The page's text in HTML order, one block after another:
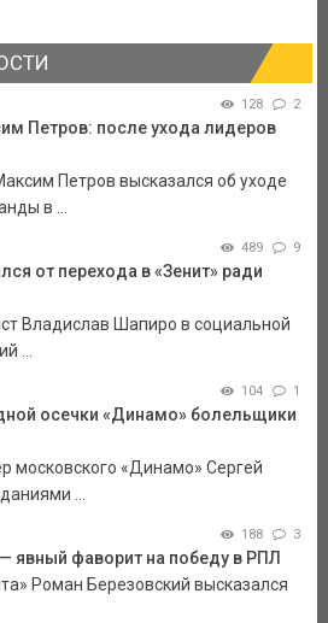
128 2
Петров: после ухода лидеров
Петров высказался об уходе
в ...
489 9
от перехода в «Зенит» ради
Владислав Шапиро в социальной
...
104 1
осечки «Динамо» болельщики
московского «Динамо» Сергей
...
188 3
явный фаворит на победу в РПЛ
Роман Березовский высказался